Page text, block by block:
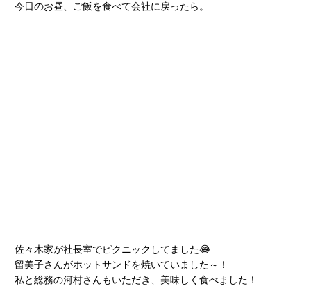
今日のお昼、ご飯を食べて会社に戻ったら。
佐々木家が社長室でピクニックしてました😂
留美子さんがホットサンドを焼いていました～！
私と総務の河村さんもいただき、美味しく食べました！